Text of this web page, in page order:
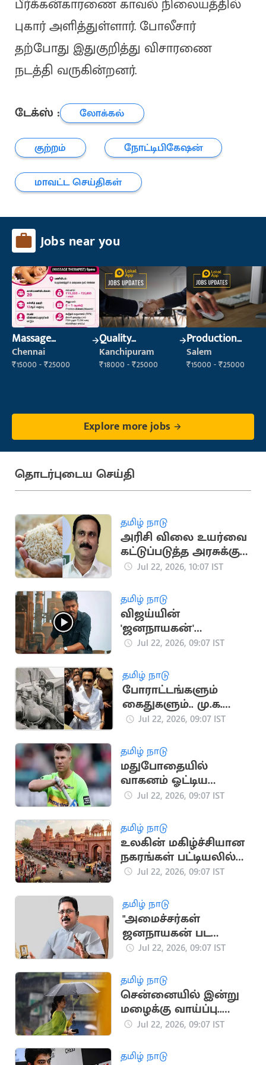
பீர்க்கன்காரணை காவல் நிலையத்தில்
புகார் அளித்துள்ளார். போலீசார்
தற்போது இதுகுறித்து விசாரணை
நடத்தி வருகின்றனர்.
டேக்ஸ் :
லோக்கல்
குற்றம்
நோட்டிபிகேஷன்
மாவட்ட செய்திகள்
Jobs near you
Massage
Therapist
Chennai
₹15000 - ₹25000
Quality
Inspector
Kanchipuram
₹18000 - ₹25000
Production
Supervisor
Salem
₹15000 - ₹25000
Explore more jobs
தொடர்புடைய செய்தி
தமிழ் நாடு
அரிசி விலை உயர்வை
கட்டுப்படுத்த அரசுக்கு
அன்புமணி ராமதாஸ்
Jul 22, 2026, 10:07 IST
தமிழ் நாடு
விஜய்யின்
'ஜனநாயகன்'
படத்திற்கு
காட்சிக்கு அனுமதி
Jul 22, 2026, 09:07 IST
தமிழ் நாடு
போராட்டங்களும்
கைதுகளும்.. மு.க.
ஸ்டாலினின் அரசியல்
Jul 22, 2026, 09:07 IST
தமிழ் நாடு
மதுபோதையில்
வாகனம் ஓட்டிய
டேவிட் வார்னருக்கு
Jul 22, 2026, 09:07 IST
தமிழ் நாடு
உலகின் மகிழ்ச்சியான
நகரங்கள் பட்டியலில்
ஜெய்ப்பூர் 6-வது இடம்
Jul 22, 2026, 09:07 IST
தமிழ் நாடு
"அமைச்சர்கள்
ஜனநாயகன் பட
பணிகளில் மும்முரம்
வெட்கக்கேடானது”..
டிடிவி தினகரன்
Jul 22, 2026, 09:07 IST
தமிழ் நாடு
சென்னையில் இன்று
மழைக்கு வாய்ப்பு..
வானிலை மையம்
Jul 22, 2026, 09:07 IST
தமிழ் நாடு